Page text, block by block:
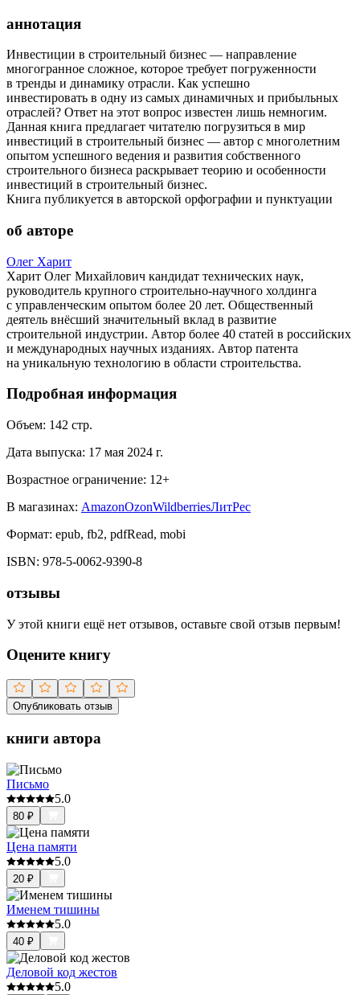
аннотация
Инвестиции в строительный бизнес — направление
многогранное сложное, которое требует погруженности
в тренды и динамику отрасли. Как успешно
инвестировать в одну из самых динамичных и прибыльных
отраслей? Ответ на этот вопрос известен лишь немногим.
Данная книга предлагает читателю погрузиться в мир
инвестиций в строительный бизнес — автор с многолетним
опытом успешного ведения и развития собственного
строительного бизнеса раскрывает теорию и особенности
инвестиций в строительный бизнес.
Книга публикуется в авторской орфографии и пунктуации
об авторе
Олег Харит
Харит Олег Михайлович кандидат технических наук,
руководитель крупного строительно-научного холдинга
с управленческим опытом более 20 лет. Общественный
деятель внёсший значительный вклад в развитие
строительной индустрии. Автор более 40 статей в российских
и международных научных изданиях. Автор патента
на уникальную технологию в области строительства.
Подробная информация
Объем: 142 стр.
Дата выпуска: 17 мая 2024 г.
Возрастное ограничение: 12+
В магазинах: AmazonOzonWildberriesЛитРес
Формат: epub, fb2, pdfRead, mobi
ISBN: 978-5-0062-9390-8
отзывы
У этой книги ещё нет отзывов, оставьте свой отзыв первым!
Оцените книгу
Опубликовать отзыв
книги автора
Письмо
5.0
80 ₽
Цена памяти
5.0
20 ₽
Именем тишины
5.0
40 ₽
Деловой код жестов
5.0